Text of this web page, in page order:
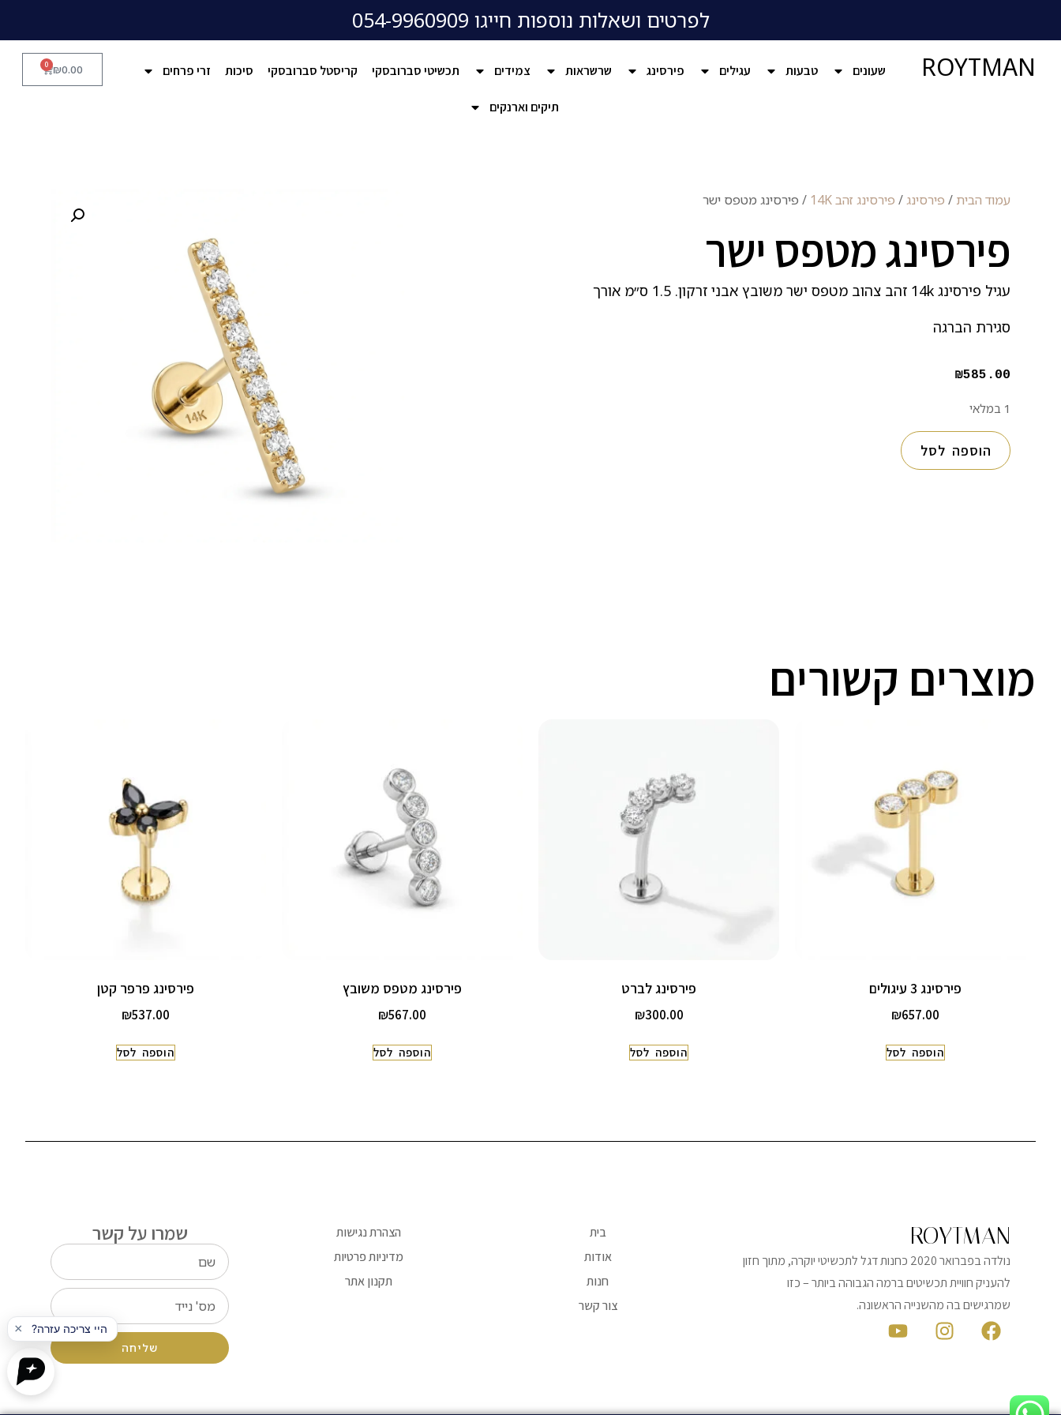
לפרטים ושאלות נוספות חייגו 054-9960909
ROYTMAN שעונים טבעות עגילים פירסינג שרשראות צמידים תכשיטי סברובסקי קריסטל סברובסקי סיכות זרי פרחים
תיקים וארנקים
₪0.00
0
עמוד הבית / פירסינג/ פירסינג זהב 14K / פירסינג מטפס ישר
פירסינג מטפס ישר
עגיל פירסינג 14k זהב צהוב מטפס ישר משובץ אבני זרקון. 1.5 ס״מ אורך
סגירת הברגה
₪585.00
1 במלאי
הוספה לסל
מוצרים קשורים
פירסינג 3 עיגולים
₪657.00
הוספה לסל
פירסינג לברט
₪300.00
הוספה לסל
פירסינג מטפס משובץ
₪567.00
הוספה לסל
פירסינג פרפר קטן
₪537.00
הוספה לסל
ROYTMAN
נולדה בפברואר 2020 כחנות דגל לתכשיטי יוקרה, מתוך חזון
להעניק חוויית תכשיטים ברמה הגבוהה ביותר – כזו
שמרגישים בה מהשנייה הראשונה.
בית
אודות
חנות
צור קשר
הצהרת נגישות
מדיניות פרטיות
תקנון אתר
שמרו על קשר
שליחה